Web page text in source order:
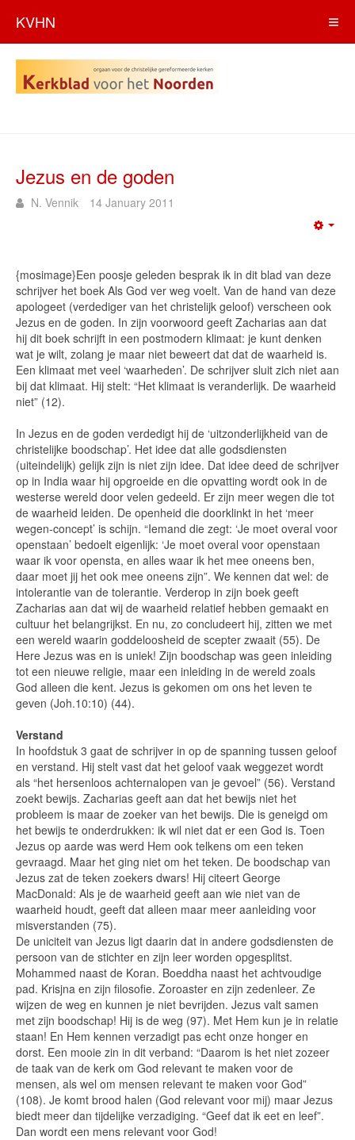
KVHN
Jezus en de goden
N. Vennik 14 January 2011
{mosimage}Een poosje geleden besprak ik in dit blad van deze
schrijver het boek Als God ver weg voelt. Van de hand van deze
apologeet (verdediger van het christelijk geloof) verscheen ook
Jezus en de goden. In zijn voorwoord geeft Zacharias aan dat
hij dit boek schrijft in een postmodern klimaat: je kunt denken
wat je wilt, zolang je maar niet beweert dat dat de waarheid is.
Een klimaat met veel ‘waarheden’. De schrijver sluit zich niet aan
bij dat klimaat. Hij stelt: “Het klimaat is veranderlijk. De waarheid
niet” (12).
In Jezus en de goden verdedigt hij de ‘uitzonderlijkheid van de
christelijke boodschap’. Het idee dat alle godsdiensten
(uiteindelijk) gelijk zijn is niet zijn idee. Dat idee deed de schrijver
op in India waar hij opgroeide en die opvatting wordt ook in de
westerse wereld door velen gedeeld. Er zijn meer wegen die tot
de waarheid leiden. De openheid die doorklinkt in het ‘meer
wegen-concept’ is schijn. “Iemand die zegt: ‘Je moet overal voor
openstaan’ bedoelt eigenlijk: ‘Je moet overal voor openstaan
waar ik voor opensta, en alles waar ik het mee oneens ben,
daar moet jij het ook mee oneens zijn”. We kennen dat wel: de
intolerantie van de tolerantie. Verderop in zijn boek geeft
Zacharias aan dat wij de waarheid relatief hebben gemaakt en
cultuur het belangrijkst. En nu, zo concludeert hij, zitten we met
een wereld waarin goddeloosheid de scepter zwaait (55). De
Here Jezus was en is uniek! Zijn boodschap was geen inleiding
tot een nieuwe religie, maar een inleiding in de wereld zoals
God alleen die kent. Jezus is gekomen om ons het leven te
geven (Joh.10:10) (44).
Verstand
In hoofdstuk 3 gaat de schrijver in op de spanning tussen geloof
en verstand. Hij stelt vast dat het geloof vaak weggezet wordt
als “het hersenloos achternalopen van je gevoel” (56). Verstand
zoekt bewijs. Zacharias geeft aan dat het bewijs niet het
probleem is maar de zoeker van het bewijs. Die is geneigd om
het bewijs te onderdrukken: ik wil niet dat er een God is. Toen
Jezus op aarde was werd Hem ook telkens om een teken
gevraagd. Maar het ging niet om het teken. De boodschap van
Jezus zat de teken zoekers dwars! Hij citeert George
MacDonald: Als je de waarheid geeft aan wie niet van de
waarheid houdt, geeft dat alleen maar meer aanleiding voor
misverstanden (75).
De uniciteit van Jezus ligt daarin dat in andere godsdiensten de
persoon van de stichter en zijn leer worden opgesplitst.
Mohammed naast de Koran. Boeddha naast het achtvoudige
pad. Krisjna en zijn filosofie. Zoroaster en zijn zedenleer. Ze
wijzen de weg en kunnen je niet bevrijden. Jezus valt samen
met zijn boodschap! Hij is de weg (97). Met Hem kun je in relatie
staan! En Hem kennen verzadigt pas echt onze honger en
dorst. Een mooie zin in dit verband: “Daarom is het niet zozeer
de taak van de kerk om God relevant te maken voor de
mensen, als wel om mensen relevant te maken voor God”
(108). Je komt brood halen (God relevant voor mij) maar Jezus
biedt meer dan tijdelijke verzadiging. “Geef dat ik eet en leef”.
Dan wordt een mens relevant voor God!